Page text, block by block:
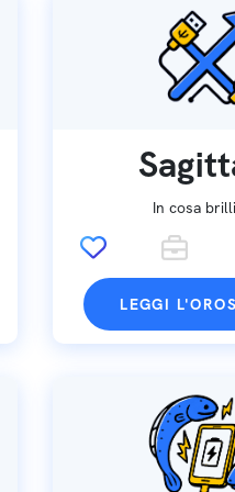
In cosa
LEGGI